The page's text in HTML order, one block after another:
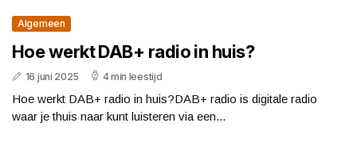
Algemeen
Hoe werkt DAB+ radio in huis?
16 juni 2025 4 min leestijd
Hoe werkt DAB+ radio in huis?DAB+ radio is digitale radio
waar je thuis naar kunt luisteren via een...